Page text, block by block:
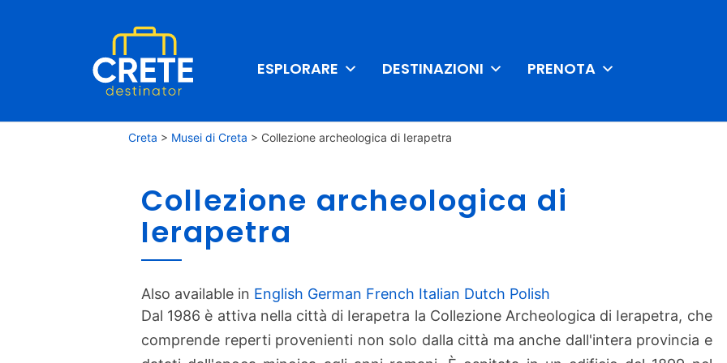
ESPLORARE DESTINAZIONI PRENOTA
Creta > Musei di Creta > Collezione archeologica di Ierapetra
o
i
o
n
Collezione archeologica di
Ierapetra
Also available in English German French Italian Dutch Polish
Dal 1986 è attiva nella città di Ierapetra la Collezione Archeologica di Ierapetra, che
comprende reperti provenienti non solo dalla città ma anche dall'intera provincia e